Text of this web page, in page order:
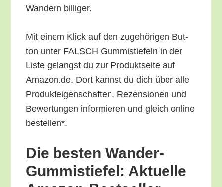
Wan­dern billiger.
Mit einem Klick auf den zuge­hö­ri­gen But­
ton unter FALSCH Gum­mi­stie­feln in der
Lis­te gelangst du zur Pro­dukt­sei­te auf
Amazon.de. Dort kannst du dich über alle
Pro­duk­tei­gen­schaf­ten, Rezen­sio­nen und
Bewer­tun­gen infor­mie­ren und gleich online
bestellen*.
Die bes­ten Wan­der-
Gum­mi­stie­fel: Aktu­el­le